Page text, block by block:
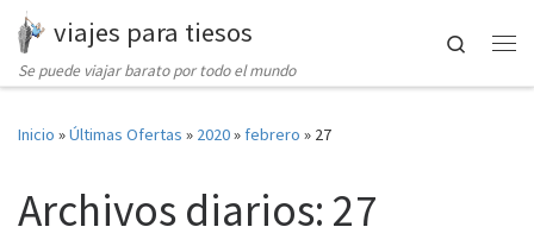
Saltar al contenido
viajes para tiesos
Se puede viajar barato por todo el mundo
Search
Inicio »Últimas Ofertas » 2020»febrero » 27
Archivos diarios: 27